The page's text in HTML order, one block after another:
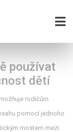
používat
dětí
rodičům
pomocí jednoho
mostem mezi